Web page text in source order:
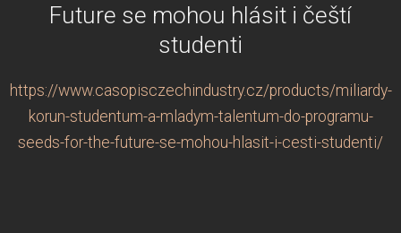
Future se mohou hlásit i čeští
studenti
https://www.casopisczechindustry.cz/products/miliardy-
korun-studentum-a-mladym-talentum-do-programu-
seeds-for-the-future-se-mohou-hlasit-i-cesti-studenti/